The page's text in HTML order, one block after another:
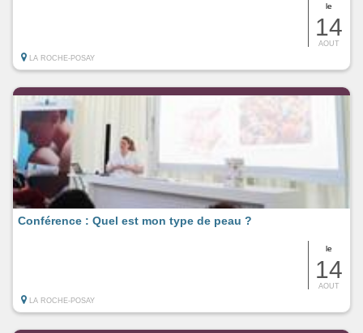
le
14
AOUT
LA ROCHE-POSAY
le
14
AOUT
Conférence : Quel est mon type de peau ?
LA ROCHE-POSAY